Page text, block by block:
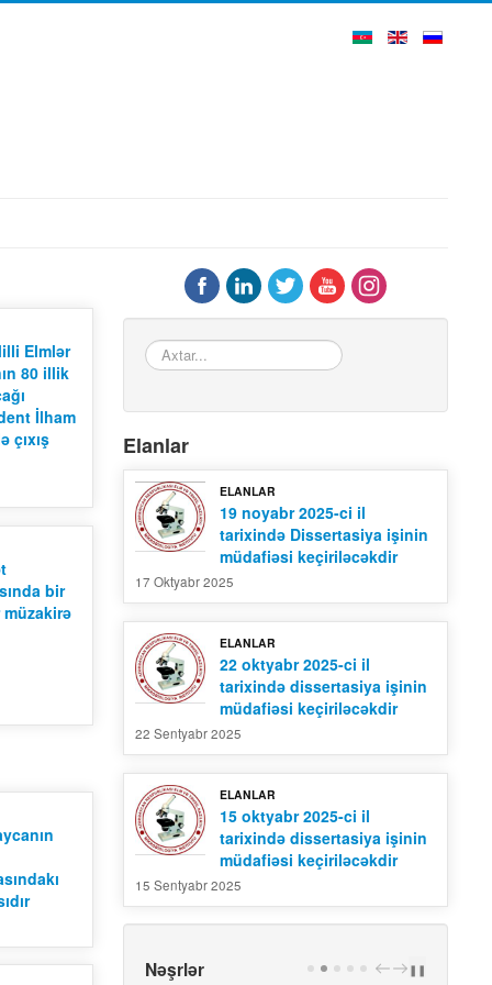
Elmlər
80 illik
İlham
çıxış
bir
müzakirə
Axtar...
Elanlar
ELANLAR
19 noyabr 2025-ci il
tarixində Dissertasiya işinin
müdafiəsi keçiriləcəkdir
17 Oktyabr 2025
ELANLAR
22 oktyabr 2025-ci il
tarixində dissertasiya işinin
müdafiəsi keçiriləcəkdir
22 Sentyabr 2025
ELANLAR
15 oktyabr 2025-ci il
tarixində dissertasiya işinin
müdafiəsi keçiriləcəkdir
15 Sentyabr 2025
Nəşrlər PREV
NEXT
❚❚